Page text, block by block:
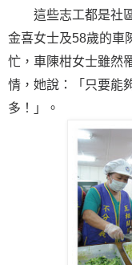
這些志工都是社區
金喜女士及58歲的車
忙，車陳柑女士雖然
情，她說：「只要能
多！」。